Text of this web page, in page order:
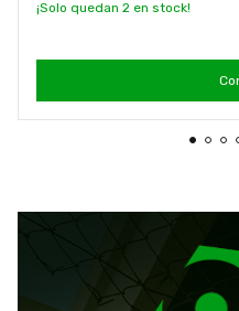
¡Solo quedan 2 en stock!